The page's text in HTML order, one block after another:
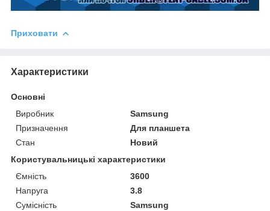
Приховати
Характеристики
Основні
Виробник
Samsung
Призначення
Для планшета
Стан
Новий
Користувальницькі характеристики
Ємність
3600
Напруга
3.8
Сумісність
Samsung